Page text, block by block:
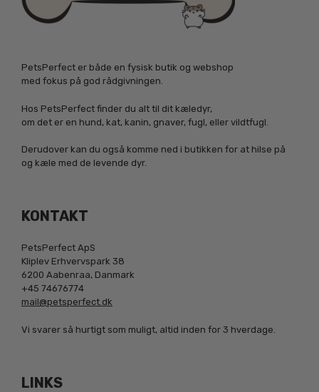
PetsPerfect er både en fysisk butik og webshop
med fokus på god rådgivningen.
Hos PetsPerfect finder du alt til dit kæledyr,
om det er en hund, kat, kanin, gnaver, fugl, eller vildtfugl.
Derudover kan du også komme ned i butikken for at hilse på
og kæle med de levende dyr.
KONTAKT
PetsPerfect ApS
Kliplev Erhvervspark 38
6200 Aabenraa, Danmark
+45 74676774
mail@petsperfect.dk
Vi svarer så hurtigt som muligt, altid inden for 3 hverdage.
LINKS